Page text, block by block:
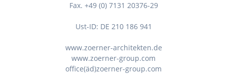
Fax. +49 (0) 7131 20376-29
Ust-ID: DE 210 186 941
www.zoerner-architekten.de
www.zoerner-group.com
office(äd)zoerner-group.com